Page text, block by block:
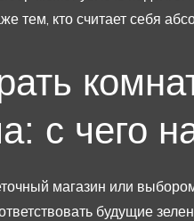
тем, кто считает себя
с чего
магазин или
будущие